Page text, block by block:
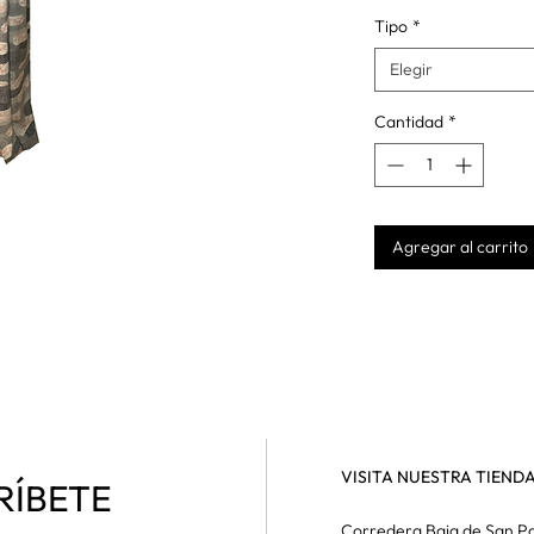
Tipo *
Elegir
Cantidad *
Agregar al carrito
VISITA NUESTRA